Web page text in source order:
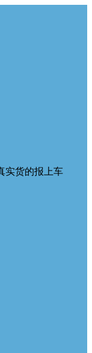
实货的报上车